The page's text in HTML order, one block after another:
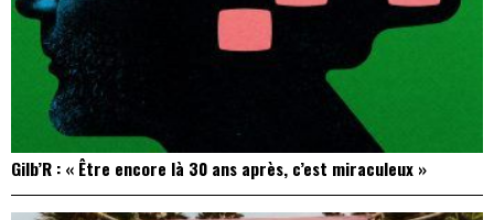
Gilb’R : « Être encore là 30 ans après, c’est miraculeux »